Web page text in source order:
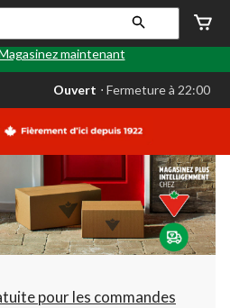
commence ici. Faites le plein de
technologiques, de sacs à dos et
maintenant
votre
est
AB,
Ouvert,
Fermeture
à
22:00
changer
Ouvert ⋅ Fermeture à 22:00
pour les commandes